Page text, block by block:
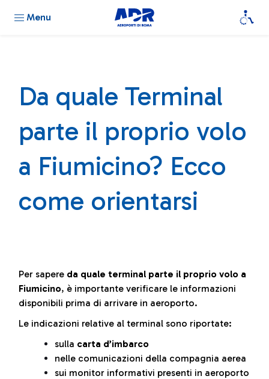
Menu
Da quale Terminal
parte il proprio volo
a Fiumicino? Ecco
come orientarsi
Per sapere da quale terminal parte il proprio volo a
Fiumicino, è importante verificare le informazioni
disponibili prima di arrivare in aeroporto.
Le indicazioni relative al terminal sono riportate:
sulla carta d’imbarco
nelle comunicazioni della compagnia aerea
sui monitor informativi presenti in aeroporto